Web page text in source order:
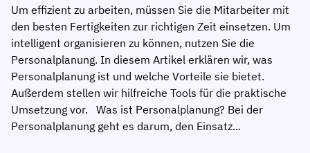
Mitarbeiterprofile
Schulungshistorie
Zertifikate & Lizenzen
Frontline Skills App
Nach Rollen
Ausbildungskoordinator
Betriebsleiter
ICT-Manager
Auditor
Lebensmittelproduktion
Intersnack
JDE Coffee
Syngenta
Customer Success
Wissensdatenbank
AG5-Status
Unterstützung
Um effizient zu arbeiten, müssen Sie die Mitarbeiter mit
den besten Fertigkeiten zur richtigen Zeit einsetzen. Um
intelligent organisieren zu können, nutzen Sie die
Personalplanung. In diesem Artikel erklären wir, was
Personalplanung ist und welche Vorteile sie bietet.
Außerdem stellen wir hilfreiche Tools für die praktische
Umsetzung vor. Was ist Personalplanung? Bei der
Personalplanung geht es darum, den Einsatz...